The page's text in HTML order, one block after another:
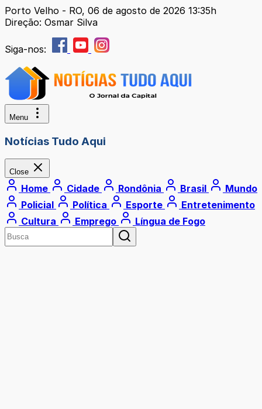
Porto Velho - RO, 06 de agosto de 2026 13:35h
Direção: Osmar Silva
Siga-nos:
Menu
Notícias Tudo Aqui
Close
Home Cidade Rondônia Brasil
Mundo
Policial
Política Esporte
Entretenimento
Cultura
Emprego Língua de Fogo